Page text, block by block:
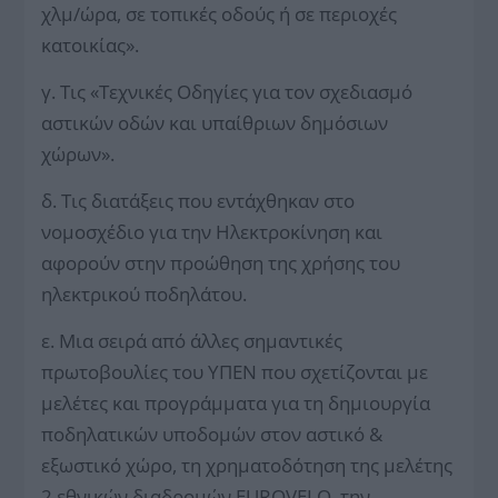
χλμ/ώρα, σε τοπικές οδούς ή σε περιοχές
κατοικίας».
γ. Τις «Τεχνικές Οδηγίες για τον σχεδιασμό
αστικών οδών και υπαίθριων δημόσιων
χώρων».
δ. Τις διατάξεις που εντάχθηκαν στο
νομοσχέδιο για την Ηλεκτροκίνηση και
αφορούν στην προώθηση της χρήσης του
ηλεκτρικού ποδηλάτου.
ε. Μια σειρά από άλλες σημαντικές
πρωτοβουλίες του ΥΠΕΝ που σχετίζονται με
μελέτες και προγράμματα για τη δημιουργία
ποδηλατικών υποδομών στον αστικό &
εξωστικό χώρο, τη χρηματοδότηση της μελέτης